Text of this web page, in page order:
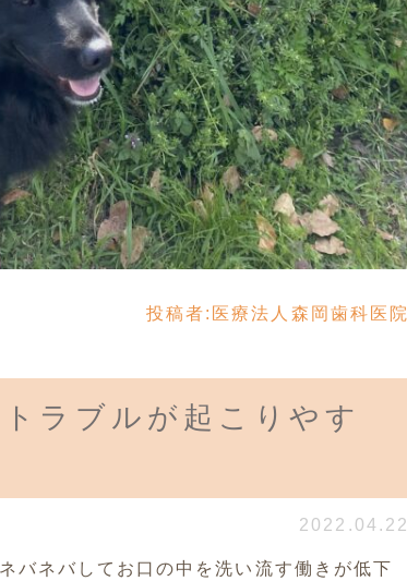
投稿者: 医療法人森岡歯科医院
ラブルが起こりやす
2022.04.22
バネバしてお口の中を洗い流す働きが低下